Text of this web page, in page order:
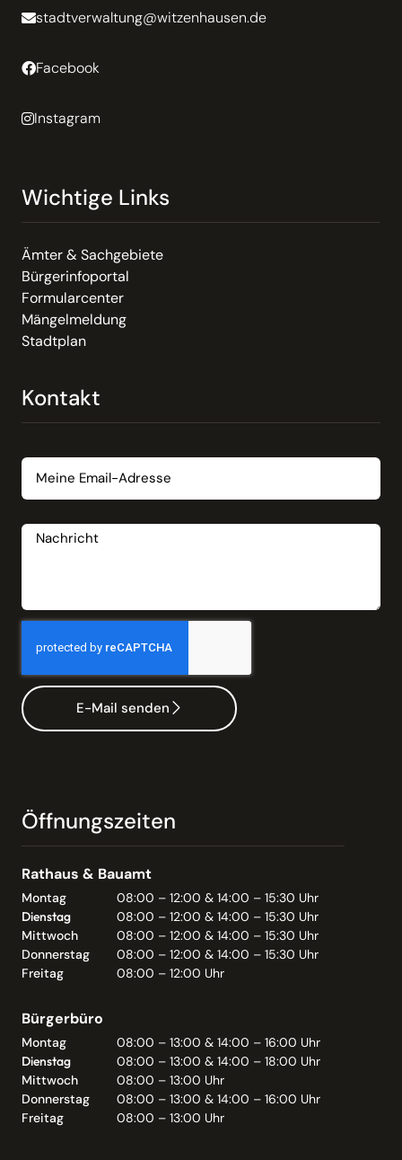
stadtverwaltung@witzenhausen.de
Facebook
Instagram
Wichtige Links
Ämter & Sachgebiete
Bürgerinfoportal
Formularcenter
Mängelmeldung
Stadtplan
Kontakt
E-Mail senden
Öffnungszeiten
Rathaus & Bauamt
Montag
08:00 – 12:00 & 14:00 – 15:30 Uhr
Dienstag
08:00 – 12:00 & 14:00 – 15:30 Uhr
Mittwoch
08:00 – 12:00 & 14:00 – 15:30 Uhr
Donnerstag
08:00 – 12:00 & 14:00 – 15:30 Uhr
Freitag
08:00 – 12:00 Uhr
Bürgerbüro
Montag
08:00 – 13:00 & 14:00 – 16:00 Uhr
Dienstag
08:00 – 13:00 & 14:00 – 18:00 Uhr
Mittwoch
08:00 – 13:00 Uhr
Donnerstag
08:00 – 13:00 & 14:00 – 16:00 Uhr
Freitag
08:00 – 13:00 Uhr